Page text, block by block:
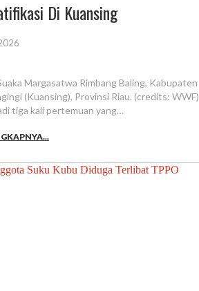
Di Kuansing
Margasatwa Rimbang Baling, Kabupaten
(Kuansing), Provinsi Riau. (credits: WWF)
tiga kali pertemuan yang…